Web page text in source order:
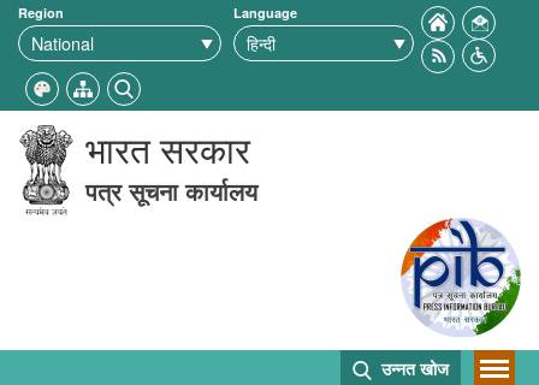
Region Language
भारत सरकार
पत्र सूचना कार्यालय
उन्नत खोज